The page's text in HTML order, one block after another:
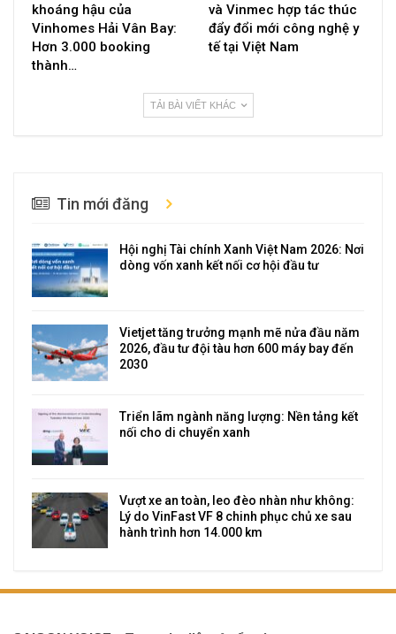
khoáng hậu của
Vinhomes Hải Vân Bay:
Hơn 3.000 booking
thành…
và Vinmec hợp tác thúc
đẩy đổi mới công nghệ y
tế tại Việt Nam
TẢI BÀI VIẾT KHÁC
Tin mới đăng
Hội nghị Tài chính Xanh Việt Nam 2026: Nơi
dòng vốn xanh kết nối cơ hội đầu tư
Vietjet tăng trưởng mạnh mẽ nửa đầu năm
2026, đầu tư đội tàu hơn 600 máy bay đến
2030
Triển lãm ngành năng lượng: Nền tảng kết
nối cho di chuyển xanh
Vượt xe an toàn, leo đèo nhàn như không:
Lý do VinFast VF 8 chinh phục chủ xe sau
hành trình hơn 14.000 km